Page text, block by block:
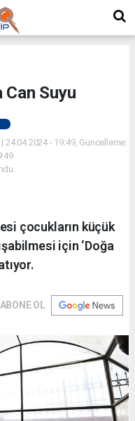
Can Suyu
- 19:49, Güncelleme:
çocukların küçük
için ‘Doğa
ABONE OL